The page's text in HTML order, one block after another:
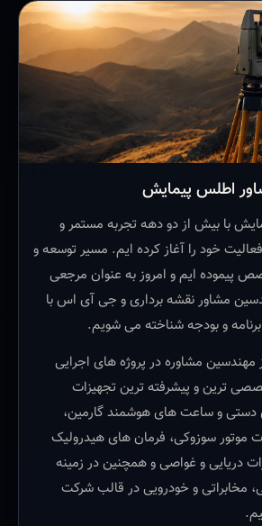
اطلس پیمایش
با بیش از دو دهه تجربه مستمر و
درخشان، از سال ۱۳۸۳ فعالیت خود را آغاز کرده ایم. مسیر توسعه و
پیموده ایم و امروز به عنوان مرجعی
مشاور نقشه برداری و جی آی اس با
و بودجه شناخته می شویم.
مهندسین مشاوره در پروژه های اجرایی
ترین و پیشرفته ترین تجهیزات
و ساعت های هوشمند گارمین،
موتور سوزوکی، فرمان های هیدرولیک
دریایی و غواصی و همچنین در زمینه
مخابراتی و خودرویی در قالب شرکت